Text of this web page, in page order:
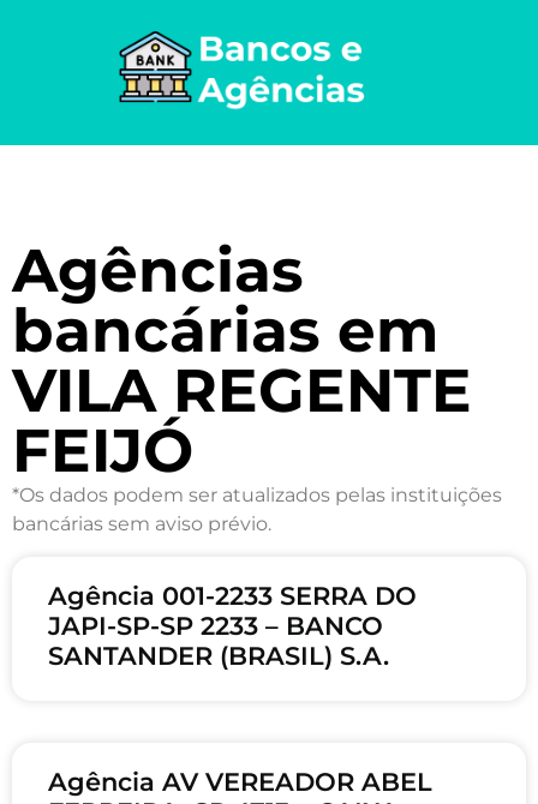
Agências
bancárias em
VILA REGENTE
FEIJÓ
*Os dados podem ser atualizados pelas instituições
bancárias sem aviso prévio.
Agência 001-2233 SERRA DO
JAPI-SP-SP 2233 – BANCO
SANTANDER (BRASIL) S.A.
Agência AV VEREADOR ABEL